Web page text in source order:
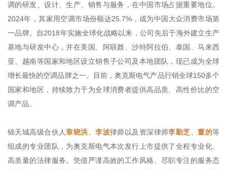
调的研发、设计、生产、销售与服务，在中国市场占据重要地位。
2024年，其家用空调市场份额达25.7%，成为中国大众消费市场第
一品牌。自2018年实施全球化战略以来，公司先后于海外建立生产
基地与研发中心，并在美国、阿联酋、沙特阿拉伯、泰国、马来西
亚、越南等国家和地区设立销售子公司及本地团队，现已成为全球
增长最快的空调品牌之一。目前，奥克斯电气产品行销全球150多个
国家和地区，持续致力于为全球消费者提供高品质、高性价比的空
调产品。
锦天城高级合伙人章晓洪、李波律师以及资深律师李勤芝、董的等
组成的专业团队，为奥克斯电气本次发行上市提供了全程专业化、
高质量的法律服务。凭借严谨高效的工作风格、尽职专注的服务态